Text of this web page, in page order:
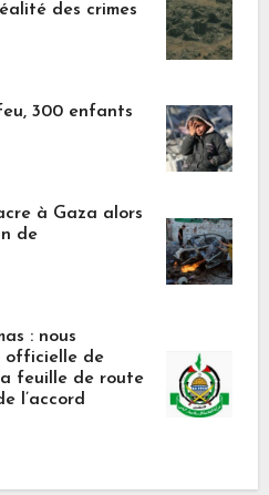
des crimes
300 enfants
à Gaza alors
de
: nous
officielle de
feuille de route
l’accord